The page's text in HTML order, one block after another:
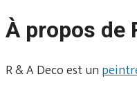
À propos de
R & A Deco est un